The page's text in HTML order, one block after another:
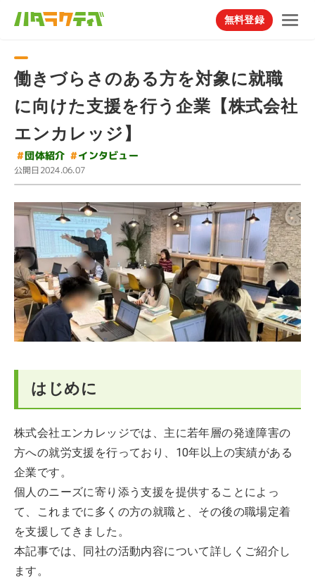
無料登録
働きづらさのある方を対象に就職
に向けた支援を行う企業【株式会社
エンカレッジ】
#団体紹介 #インタビュー
公開日2024.06.07
はじめに
株式会社エンカレッジでは、主に若年層の発達障害の
方への就労支援を行っており、10年以上の実績がある
企業です。
個人のニーズに寄り添う支援を提供することによっ
て、これまでに多くの方の就職と、その後の職場定着
を支援してきました。
本記事では、同社の活動内容について詳しくご紹介し
ます。